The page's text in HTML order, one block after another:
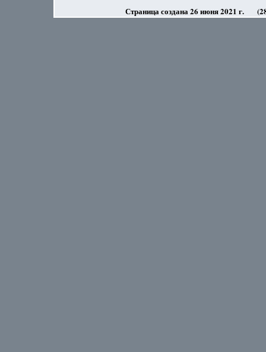
Страница создана 26 июня 2021 г.